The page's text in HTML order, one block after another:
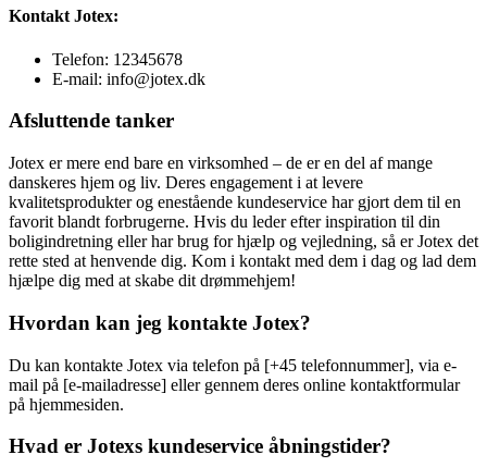
Kontakt Jotex:
Telefon: 12345678
E-mail: info@jotex.dk
Afsluttende tanker
Jotex er mere end bare en virksomhed – de er en del af mange
danskeres hjem og liv. Deres engagement i at levere
kvalitetsprodukter og enestående kundeservice har gjort dem til en
favorit blandt forbrugerne. Hvis du leder efter inspiration til din
boligindretning eller har brug for hjælp og vejledning, så er Jotex det
rette sted at henvende dig. Kom i kontakt med dem i dag og lad dem
hjælpe dig med at skabe dit drømmehjem!
Hvordan kan jeg kontakte Jotex?
Du kan kontakte Jotex via telefon på [+45 telefonnummer], via e-
mail på [e-mailadresse] eller gennem deres online kontaktformular
på hjemmesiden.
Hvad er Jotexs kundeservice åbningstider?